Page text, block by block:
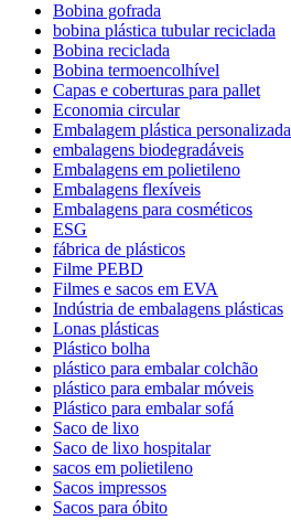
Bobina gofrada
bobina plástica tubular reciclada
Bobina reciclada
Bobina termoencolhível
Capas e coberturas para pallet
Economia circular
Embalagem plástica personalizada
embalagens biodegradáveis
Embalagens em polietileno
Embalagens flexíveis
Embalagens para cosméticos
ESG
fábrica de plásticos
Filme PEBD
Filmes e sacos em EVA
Indústria de embalagens plásticas
Lonas plásticas
Plástico bolha
plástico para embalar colchão
plástico para embalar móveis
Plástico para embalar sofá
Saco de lixo
Saco de lixo hospitalar
sacos em polietileno
Sacos impressos
Sacos para óbito